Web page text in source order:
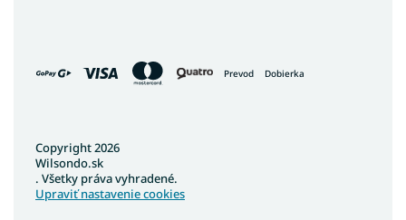
Prevod Dobierka
Copyright 2026
Wilsondo.sk
. Všetky práva vyhradené.
Upraviť nastavenie cookies